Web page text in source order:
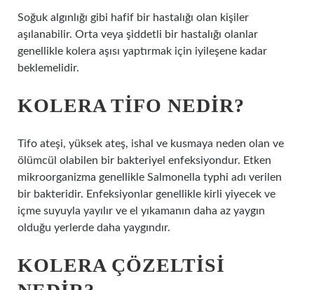
Soğuk algınlığı gibi hafif bir hastalığı olan kişiler
aşılanabilir. Orta veya şiddetli bir hastalığı olanlar
genellikle kolera aşısı yaptırmak için iyileşene kadar
beklemelidir.
KOLERA TIFO NEDIR?
Tifo ateşi, yüksek ateş, ishal ve kusmaya neden olan ve
ölümcül olabilen bir bakteriyel enfeksiyondur. Etken
mikroorganizma genellikle Salmonella typhi adı verilen
bir bakteridir. Enfeksiyonlar genellikle kirli yiyecek ve
içme suyuyla yayılır ve el yıkamanın daha az yaygın
olduğu yerlerde daha yaygındır.
KOLERA ÇÖZELTISI